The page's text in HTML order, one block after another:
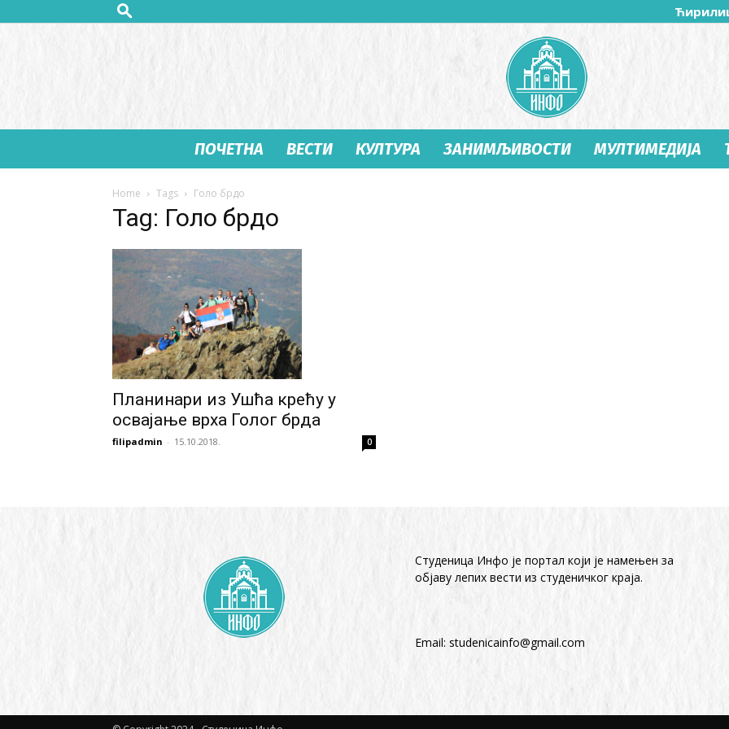
Студеница
ПОЧЕТНА ВЕСТИ КУЛТУРА ЗАНИМЉИВОСТИ МУЛТИМЕДИЈА
Home Tags Голо брдо
Tag: Голо брдо
Планинари из Ушћа крећу у
освајањe врха Голог брда
filipadmin - 15.10.2018. 0
Студеница Инфо је портал који је намењен за
објaву лепих вести из студеничког краја.
Email: studenicainfo@gmail.com